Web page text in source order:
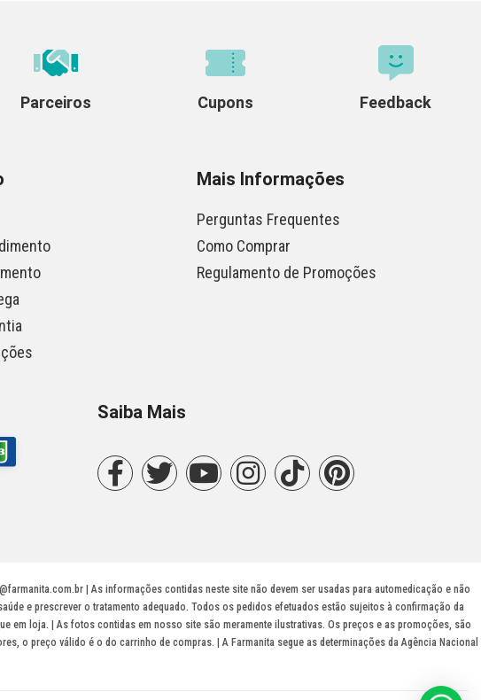
Parceiros Cupons Feedback
Mais Informações
Perguntas Frequentes
Como Comprar
Regulamento de Promoções
Saiba Mais
| As informações contidas neste site não devem ser usadas para automedicação e não
e prescrever o tratamento adequado. Todos os pedidos efetuados estão sujeitos à confirmação da
em loja. | As fotos contidas em nosso site são meramente ilustrativas. Os preços e as promoções, são
o preço válido é o do carrinho de compras. | A Farmanita segue as determinações da Agência Nacional